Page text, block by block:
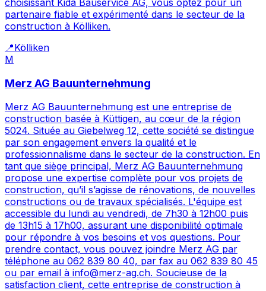
choisissant Kida Bauservice AG, vous optez pour un
partenaire fiable et expérimenté dans le secteur de la
construction à Kölliken.
📍Kölliken
M
Merz AG Bauunternehmung
Merz AG Bauunternehmung est une entreprise de
construction basée à Küttigen, au cœur de la région
5024. Située au Giebelweg 12, cette société se distingue
par son engagement envers la qualité et le
professionnalisme dans le secteur de la construction. En
tant que siège principal, Merz AG Bauunternehmung
propose une expertise complète pour vos projets de
construction, qu’il s’agisse de rénovations, de nouvelles
constructions ou de travaux spécialisés. L'équipe est
accessible du lundi au vendredi, de 7h30 à 12h00 puis
de 13h15 à 17h00, assurant une disponibilité optimale
pour répondre à vos besoins et vos questions. Pour
prendre contact, vous pouvez joindre Merz AG par
téléphone au 062 839 80 40, par fax au 062 839 80 45
ou par email à info@merz-ag.ch. Soucieuse de la
satisfaction client, cette entreprise de construction à